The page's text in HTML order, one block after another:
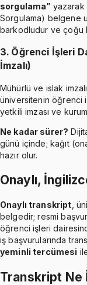
sorgulama” yazarak
Sorgulama) belgene
barkodludur ve çoğu
3. Öğrenci İşleri
İmzalı)
Mühürlü ve ıslak
üniversitenin öğrenci
yetkili imzası ve
Ne kadar sürer?
günü içinde; kağıt
hazır olur.
Onaylı,
Onaylı transkript,
belgedir; resmi
öğrenci işleri
iş başvurularında
yeminli tercümesi
Transkript Ne